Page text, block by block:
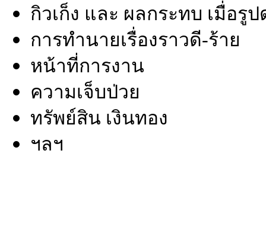
กิวเก็ง และ ผลกระทบ เมื่อรู
การทำนายเรื่องราวดี-ร้าย
หน้าที่การงาน
ความเจ็บป่วย
ทรัพย์สิน เงินทอง
ฯลฯ